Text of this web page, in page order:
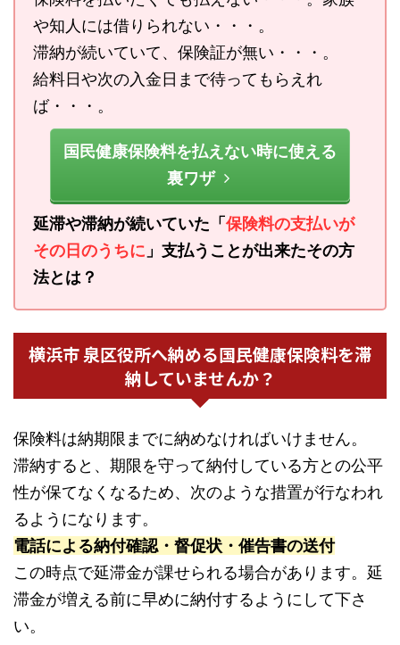
や知人には借りられない・・・。
滞納が続いていて、保険証が無い・・・。
給料日や次の入金日まで待ってもらえれ
ば・・・。
国民健康保険料を払えない時に使える
裏ワザ
延滞や滞納が続いていた「保険料の支払いが
その日のうちに 」支払うことが出来たその方
法とは？
横浜市 泉区役所へ納める国民健康保険料を滞
納していませんか？
保険料は納期限までに納めなければいけません。
滞納すると、期限を守って納付している方との公平
性が保てなくなるため、次のような措置が行なわれ
るようになります。
電話による納付確認・督促状・催告書の送付
この時点で延滞金が課せられる場合があります。延
滞金が増える前に早めに納付するようにして下さ
い。